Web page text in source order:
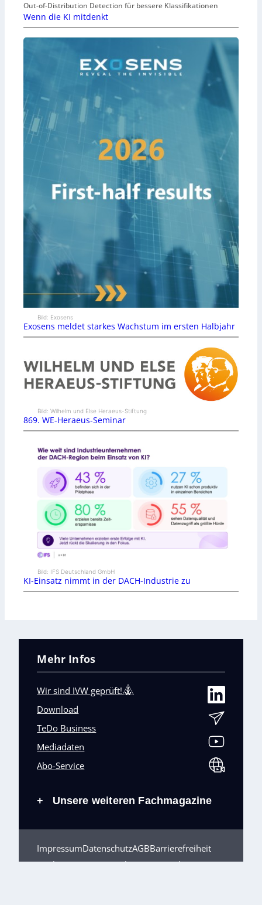
Out-of-Distribution Detection für bessere Klassifikationen
Wenn die KI mitdenkt
Bild: Exosens
Exosens meldet starkes Wachstum im ersten Halbjahr
Bild: Wilhelm und Else Heraeus-Stiftung
869. WE-Heraeus-Seminar
Bild: IFS Deutschland GmbH
KI-Einsatz nimmt in der DACH-Industrie zu
Mehr Infos
Wir sind IVW geprüft!
Download
TeDo Business
Mediadaten
Abo-Service
+ Unsere weiteren Fachmagazine
ImpressumDatenschutzAGBBarrierefreiheit
Cookies & DatenverarbeitungKontakt